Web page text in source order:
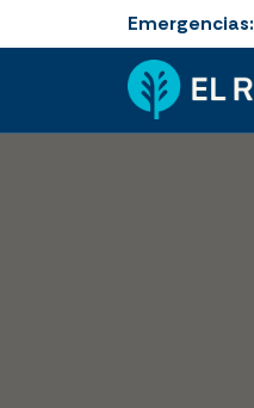
Emergencias: